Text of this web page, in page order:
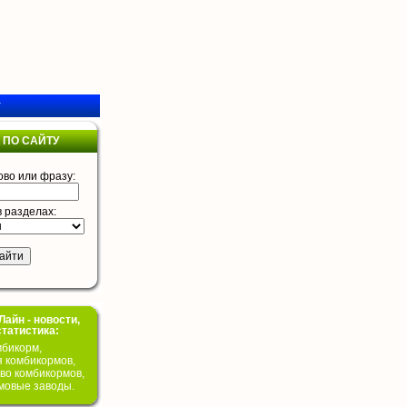
САЙТУ
или фразу:
разделах:
- новости,
комбикормов,
комбикормов,
заводы.